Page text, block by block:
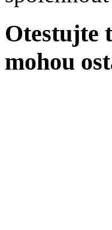
Otestujte
mohou